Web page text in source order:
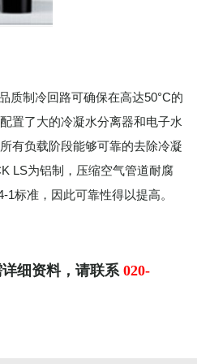
质制冷回路可确保在高达50°C的
置了大的冷凝水分离器和电子水
有负载阶段能够可靠的去除冷凝
LS为铝制，压缩空气管道耐腐
标准，因此可靠性得以提高。
细资料，请联系 020-